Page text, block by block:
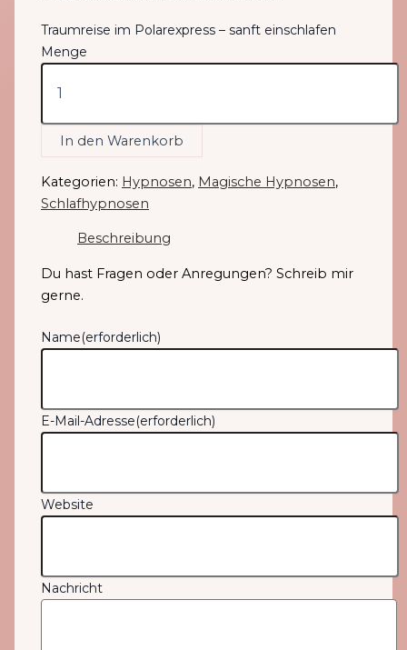
Traumreise im Polarexpress – sanft einschlafen
Menge
In den Warenkorb
Kategorien: Hypnosen, Magische Hypnosen,
Schlafhypnosen
Beschreibung
Du hast Fragen oder Anregungen? Schreib mir
gerne.
Name(erforderlich)
E-Mail-Adresse(erforderlich)
Website
Nachricht